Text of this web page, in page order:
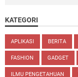
KATEGORI
APLIKASI BERITA
FASHION GADGET
ILMU PENGETAHUAN